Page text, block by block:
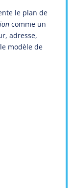
le plan de
comme un
adresse,
modèle de